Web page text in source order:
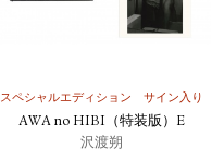
スペシャルエディション サイン入り
AWA no HIBI（特装版）E
沢渡朔